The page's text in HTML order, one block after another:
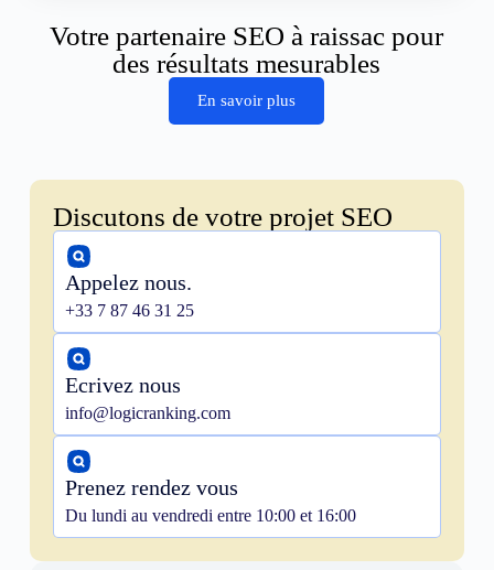
Votre partenaire SEO à raissac pour
des résultats mesurables
En savoir plus
Discutons de votre projet SEO
Appelez nous.
+33 7 87 46 31 25
Ecrivez nous
info@logicranking.com
Prenez rendez vous
Du lundi au vendredi entre 10:00 et 16:00